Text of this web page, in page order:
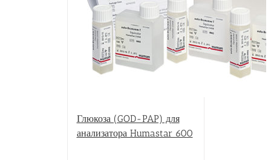
Глюкоза (GOD-PAP) для
анализатора Humastar 600